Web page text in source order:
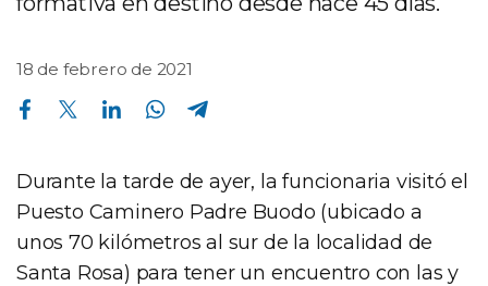
18 de febrero de 2021
Compartir en Facebook Compartir en Twitter Compartir en Linkedin Compartir en Whatsapp
Durante la tarde de ayer, la funcionaria visitó el
Puesto Caminero Padre Buodo (ubicado a
unos 70 kilómetros al sur de la localidad de
Santa Rosa) para tener un encuentro con las y